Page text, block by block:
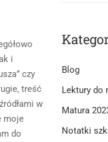
i
czy
treść
w
moje
do
Blog
Lektury do
Matura
Notatki